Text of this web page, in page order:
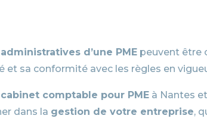
d’une PME peuvent être
et sa conformité avec les règles en
cabinet comptable pour PME à Nantes
dans la gestion de votre entreprise,